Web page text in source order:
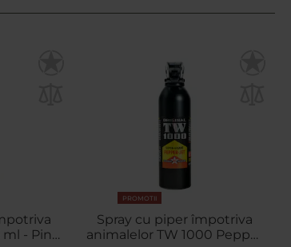
ml - Pink
PROMOTII
Spray cu piper împotriva
animalelor TW 1000 Pepper